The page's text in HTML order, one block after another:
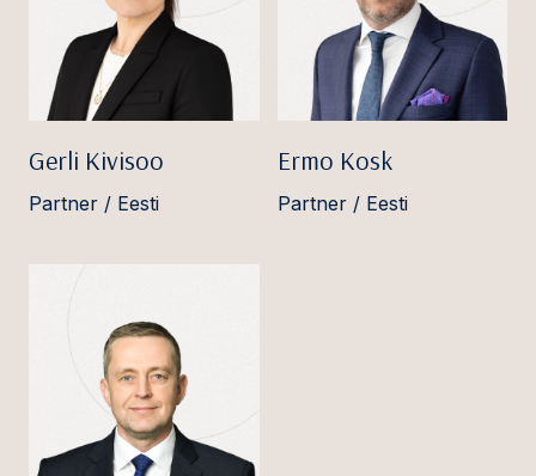
Gerli Kivisoo
Partner / Eesti
Ermo Kosk
Partner / Eesti